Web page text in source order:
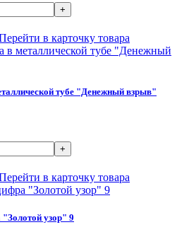
в карточку товара
тубе "Денежный взрыв"
в карточку товара
узор" 9